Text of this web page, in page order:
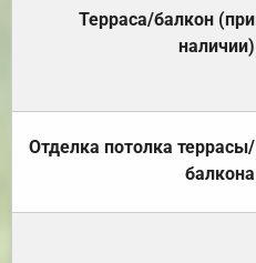
Терраса/балкон (при
наличии)
Отделка потолка террасы/
балкона